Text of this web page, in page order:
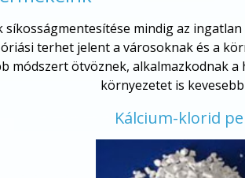
síkosságmentesítése mindig az
terhet jelent a városoknak és a
módszert ötvöznek, alkalmazkodnak a
környezetet is
Kálcium-klorid